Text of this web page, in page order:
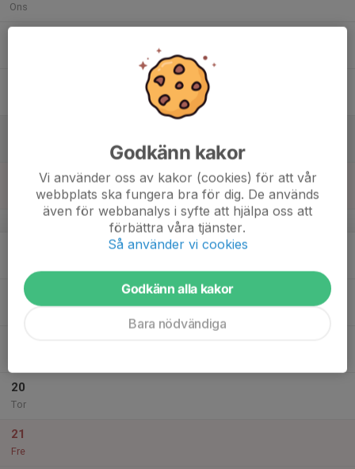
Ons
Stadshagens IP
v.25
18
20
Tor
21
Fre
Godkänn kakor
Vi använder oss av kakor (cookies) för att vår
webbplats ska fungera bra för dig. De används
även för webbanalys i syfte att hjälpa oss att
förbättra våra tjänster.
Så använder vi cookies
Godkänn alla kakor
Bara nödvändiga